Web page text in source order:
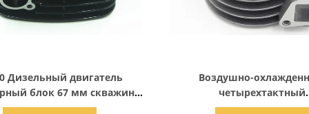
Дизельный двигатель
блок 67 мм скважина
для мотоциклов Bajaj
Воздушно-
четырехтактный
одноцилиндровый